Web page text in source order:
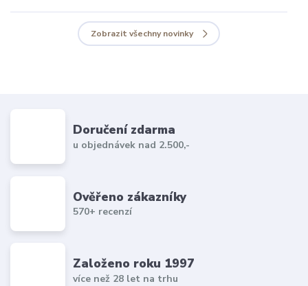
Zobrazit všechny novinky
Doručení zdarma
u objednávek nad 2.500,-
Ověřeno zákazníky
570+ recenzí
Založeno roku 1997
více než 28 let na trhu